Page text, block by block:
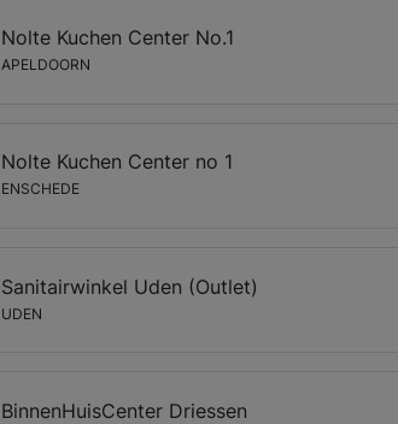
Nolte Kuchen Center No.1
APELDOORN
Nolte Kuchen Center no 1
ENSCHEDE
Sanitairwinkel Uden (Outlet)
UDEN
BinnenHuisCenter Driessen